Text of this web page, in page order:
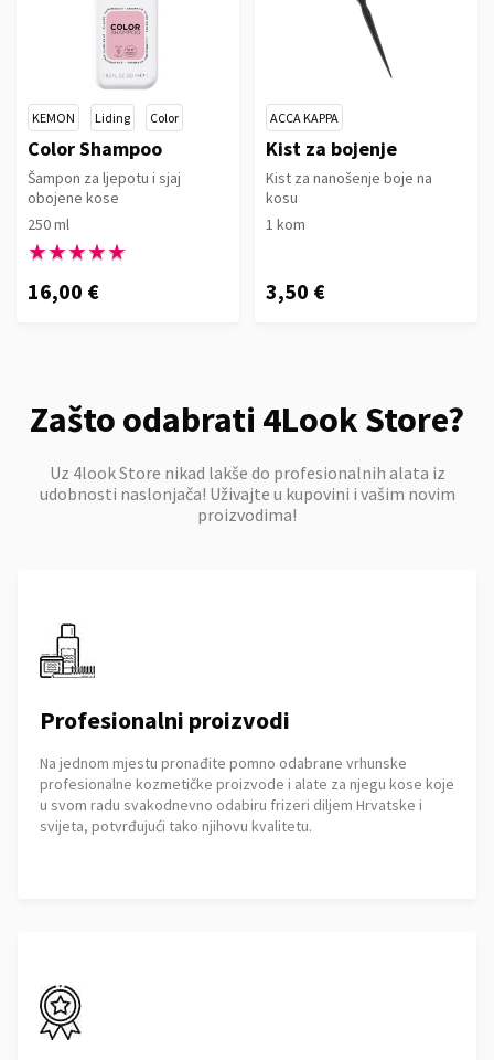
KEMON Liding Color
Color Shampoo
Šampon za ljepotu i sjaj
obojene kose
250 ml
★★★★★
★★★★★
16,00 €
ACCA KAPPA
Kist za bojenje
Kist za nanošenje boje na
kosu
1 kom
3,50 €
Zašto odabrati 4Look Store?
Uz 4look Store nikad lakše do profesionalnih alata iz
udobnosti naslonjača! Uživajte u kupovini i vašim novim
proizvodima!
Profesionalni proizvodi
Na jednom mjestu pronađite pomno odabrane vrhunske
profesionalne kozmetičke proizvode i alate za njegu kose koje
u svom radu svakodnevno odabiru frizeri diljem Hrvatske i
svijeta, potvrđujući tako njihovu kvalitetu.